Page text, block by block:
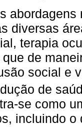
diversas
terapia
de
social e
de
se como
incluindo o